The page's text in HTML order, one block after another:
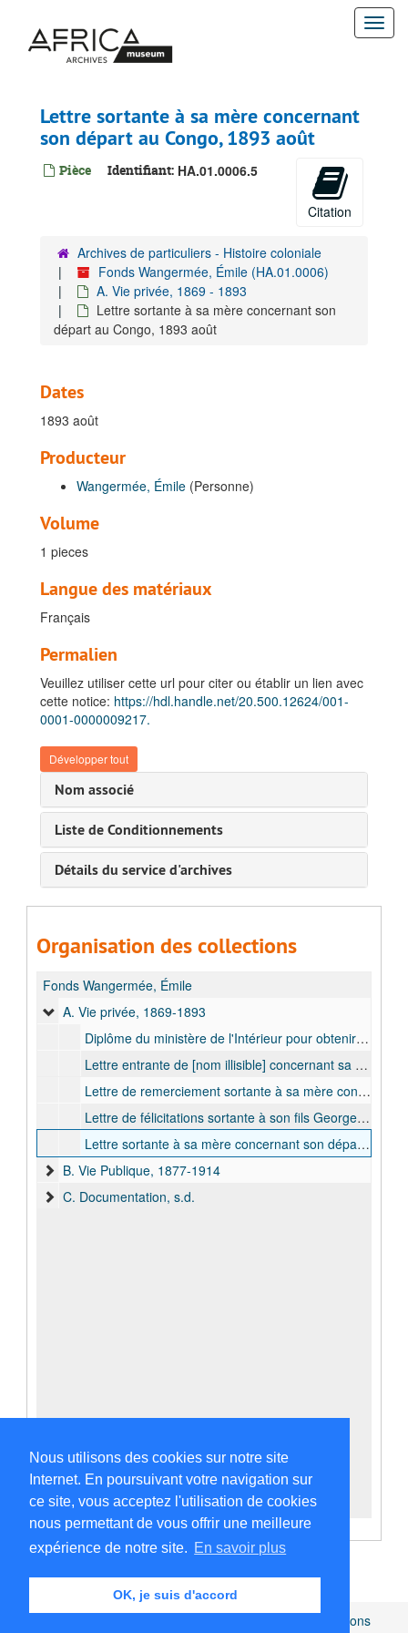
Nous utilisons des cookies sur notre site
Internet. En poursuivant votre navigation sur
ce site, vous acceptez l'utilisation de cookies
nous permettant de vous offrir une meilleure
expérience de notre site. En savoir plus
OK, je suis d'accord
contenu
Lettre sortante à sa mère concernant
son départ au Congo, 1893 août
Pièce Identifiant: HA.01.0006.5
Citation
Archives de particuliers - Histoire coloniale
Fonds Wangermée, Émile (HA.01.0006)
A. Vie privée, 1869 - 1893
Lettre sortante à sa mère concernant son
départ au Congo, 1893 août
Dates
1893 août
Producteur
Wangermée, Émile (Personne)
Volume
1 pieces
Langue des matériaux
Français
Permalien
Veuillez utiliser cette url pour citer ou établir un lien avec
cette notice: https://hdl.handle.net/20.500.12624/001-
0001-0000009217.
Développer tout
Nom associé
Liste de Conditionnements
Détails du service d'archives
Organisation des collections
Fonds Wangermée, Émile
A. Vie privée, 1869-1893
Diplôme du ministère de l'Intérieur pour obtenir le 14e accessit en quatrième Latine au concours général entre les établissements d'instruction moyenne du 4e degré dans l'année scolaire 1868-1869, 1869 sept.
Lettre entrante de [nom illisible] concernant sa disponibilité pour lui rendre visite à Anvers, 1871 août
Lettre de remerciement sortante à sa mère concernant la lettre de félicitations envoyée pour sa nomination, 1892 oct.
Lettre de félicitations sortante à son fils Georges Wangermée concernant sa nomination au grade de sous-lieutenant, 1893 août
Lettre sortante à sa mère concernant son départ au Congo, 1893 août
B. Vie Publique, 1877-1914
C. Documentation, s.d.
Mentions